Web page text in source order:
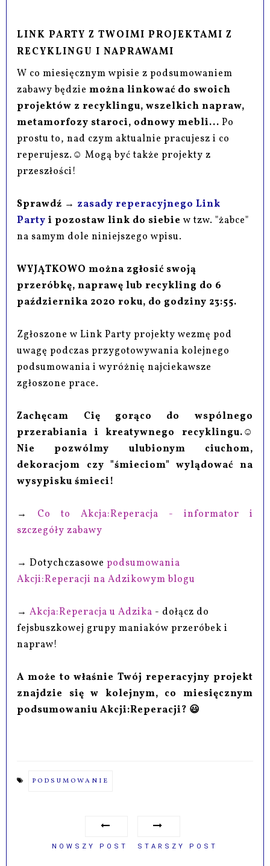
LINK PARTY Z TWOIMI PROJEKTAMI Z
RECYKLINGU I NAPRAWAMI
W co miesięcznym wpisie z podsumowaniem
zabawy będzie można linkować do swoich
projektów z recyklingu, wszelkich napraw,
metamorfozy staroci, odnowy mebli...Po
prostu to, nad czym aktualnie pracujesz i co
reperujesz.☺ Mogą być także projekty z
przeszłości!
Sprawdź → zasady reperacyjnego Link
Party i pozostaw link do siebiew tzw. "żabce"
na samym dole niniejszego wpisu.
WYJĄTKOWO można zgłosić swoją
przeróbkę, naprawę lub recykling do 6
października 2020 roku, do godziny 23:55.
Zgłoszone w Link Party projekty wezmę pod
uwagę podczas przygotowywania kolejnego
podsumowania i wyróżnię najciekawsze
zgłoszone prace.
Zachęcam Cię gorąco do wspólnego
przerabiania i kreatywnego recyklingu.☺
Nie pozwólmy ulubionym ciuchom,
dekoracjom czy "śmieciom" wylądować na
wysypisku śmieci!
→ Co to Akcja:Reperacja - informator i
szczegóły zabawy
→ Dotychczasowepodsumowania
Akcji:Reperacji na Adzikowym blogu
→Akcja:Reperacja u Adzika - dołącz do
fejsbuszkowej grupy maniaków przeróbek i
napraw!
A może to właśnie Twój reperacyjny projekt
znajdzie się w kolejnym, co miesięcznym
podsumowaniu Akcji:Reperacji? 😃
PODSUMOWANIE
NOWSZY POST STARSZY POST